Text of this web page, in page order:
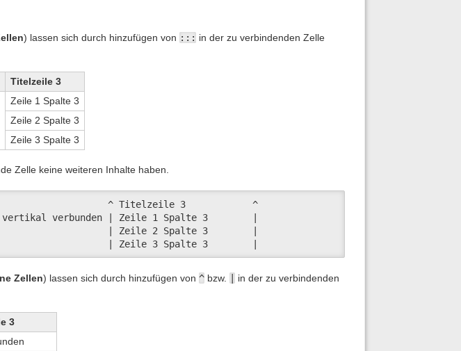
) lassen sich durch hinzufügen von ::: in der zu verbindenden Zelle
Titelzeile 3
Zeile 1 Spalte 3
Zeile 2 Spalte 3
Zeile 3 Spalte 3
Zelle keine weiteren Inhalte haben.
^ Titelzeile 3            ^
verbunden | Zeile 1 Spalte 3        |
| Zeile 2 Spalte 3        |
| Zeile 3 Spalte 3        |
Zellen) lassen sich durch hinzufügen von ^ bzw.
in der zu verbindenden
3